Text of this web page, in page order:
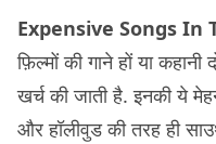
Expensive Songs In
फ़िल्मों की गाने हों या
खर्च की जाती है. इनकी ये
और हॉलीवुड की तरह ही